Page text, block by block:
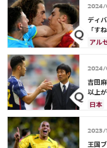
ディ
「す
アル
2024/
吉田
以上
日本
冨安
2023/
王国